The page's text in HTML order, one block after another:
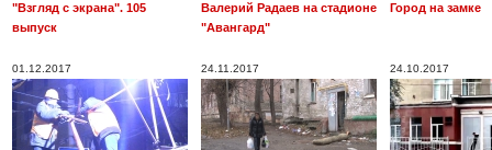
"Взгляд с экрана". 105
выпуск
Валерий Радаев на стадионе
"Авангард"
Город на замке
01.12.2017 24.11.2017 24.10.2017